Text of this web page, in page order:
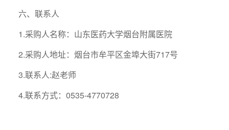
六、联系人
1.采购人名称：山东医药大学烟台附属医院
2.采购人地址：烟台市牟平区金埠大街717号
3.联系人:赵老师
4.联系方式：0535-4770728